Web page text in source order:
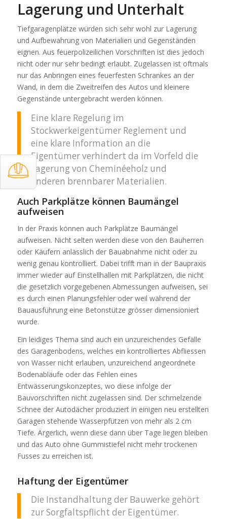
Lagerung und Unterhalt
Tiefgaragenplätze würden sich sehr wohl zur Lagerung
und Aufbewahrung von Materialien und Gegenständen
eignen. Aus feuerpolizeilichen Vorschriften ist dies jedoch
nicht oder nur sehr bedingt erlaubt. Zugelassen ist oftmals
nur das Anbringen eines feuerfesten Schrankes an der
Wand, in dem die Zweitreifen des Autos und kleinere
Gegenstände untergebracht werden können.
Eine klare Regelung im
Stockwerkeigentümer Reglement und
eine klare Information an die
Eigentümer verhindert da im Vorfeld die
Lagerung von Cheminéeholz und
anderen brennbarer Materialien.
Auch Parkplätze können Baumängel
aufweisen
In der Praxis können auch Parkplätze Baumängel
aufweisen. Nicht selten werden diese von den Bauherren
oder Käufern anlässlich der Bauabnahme nicht oder zu
wenig genau kontrolliert. Dabei trifft man in der Baupraxis
immer wieder auf Einstellhallen mit Parkplätzen, die nicht
die gesetzlich vorgegebenen Abmessungen aufweisen, sei
es durch einen Planungsfehler oder weil während der
Bauausführung eine Betonstütze grösser dimensioniert
wurde.
Ein leidiges Thema sind auch ein unzureichendes Gefälle
des Garagenbodens, welches ein kontrolliertes Abfliessen
von Wasser nicht erlauben, unzureichend angeordnete
Bodenabläufe oder das Fehlen eines
Entwässerungskonzeptes, wo diese infolge der
Bauvorschriften nicht zugelassen sind. Der schmelzende
Schnee der Autodächer produziert in einigen neu erstellten
Garagen stehende Wasserpfützen von mehr als 2 cm
Tiefe. Ärgerlich, wenn diese dann über Tage liegen bleiben
und das Auto ohne Gummistiefel nicht mehr trockenen
Fusses zu erreichen ist.
Haftung der Eigentümer
Die Instandhaltung der Bauwerke gehört
zur Sorgfaltspflicht der Eigentümer.